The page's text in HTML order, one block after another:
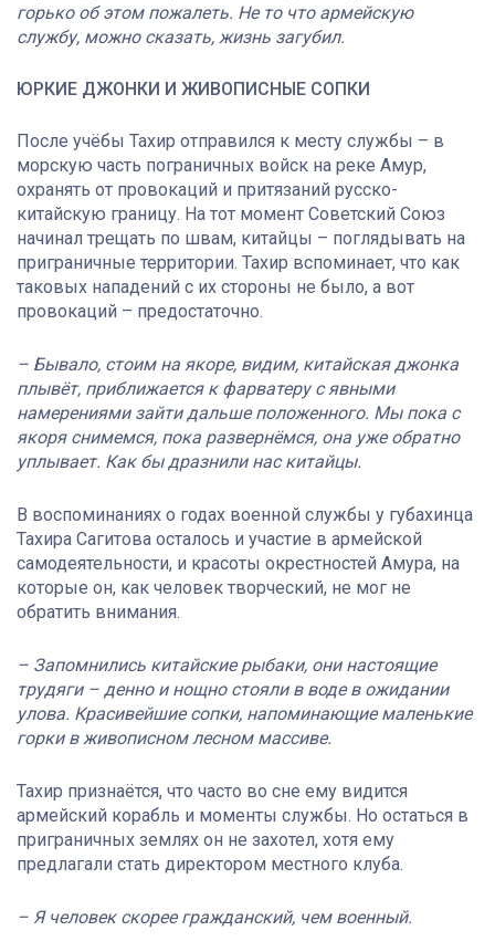
горько об этом пожалеть. Не то что армейскую
службу, можно сказать, жизнь загубил.
ЮРКИЕ ДЖОНКИ И ЖИВОПИСНЫЕ СОПКИ
После учёбы Тахир отправился к месту службы – в
морскую часть пограничных войск на реке Амур,
охранять от провокаций и притязаний русско-
китайскую границу. На тот момент Советский Союз
начинал трещать по швам, китайцы – поглядывать на
приграничные территории. Тахир вспоминает, что как
таковых нападений с их стороны не было, а вот
провокаций – предостаточно.
– Бывало, стоим на якоре, видим, китайская джонка
плывёт, приближается к фарватеру с явными
намерениями зайти дальше положенного. Мы пока с
якоря снимемся, пока развернёмся, она уже обратно
уплывает. Как бы дразнили нас китайцы.
В воспоминаниях о годах военной службы у губахинца
Тахира Сагитова осталось и участие в армейской
самодеятельности, и красоты окрестностей Амура, на
которые он, как человек творческий, не мог не
обратить внимания.
– Запомнились китайские рыбаки, они настоящие
трудяги – денно и нощно стояли в воде в ожидании
улова. Красивейшие сопки, напоминающие маленькие
горки в живописном лесном массиве.
Тахир признаётся, что часто во сне ему видится
армейский корабль и моменты службы. Но остаться в
приграничных землях он не захотел, хотя ему
предлагали стать директором местного клуба.
– Я человек скорее гражданский, чем военный.